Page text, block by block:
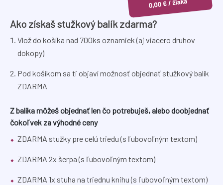
Ako získaš stužkový balík zdarma?
Vlož do košíka nad 700ks oznamiek (aj viacero druhov
dokopy)
Pod košíkom sa ti objaví možnosť objednať stužkový balík
ZDARMA
Z balíka môžeš objednať len čo potrebuješ, alebo doobjednať
čokoľvek za výhodné ceny
ZDARMA stužky pre celú triedu (s ľubovoľným textom)
ZDARMA 2x šerpa (s ľubovoľným textom)
ZDARMA 1x stuha na triednu knihu (s ľubovoľným textom)